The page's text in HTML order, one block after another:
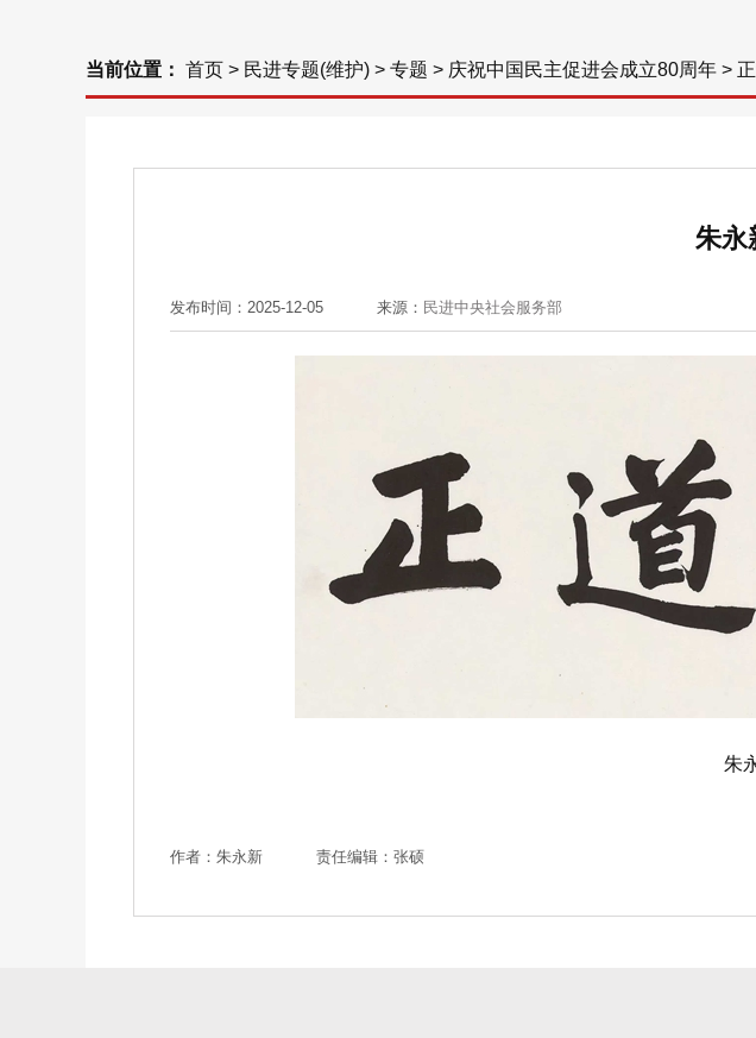
当前位置： 首页 > 民进专题(维护) > 专题 > 庆祝中国民主促进会成立80周年 >
朱永
发布时间：2025-12-05 来源： 民进中央社会服务部
朱
作者：朱永新 责任编辑：张硕